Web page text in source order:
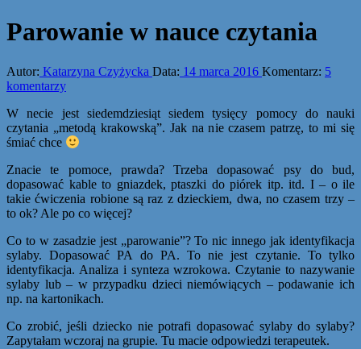
Parowanie w nauce czytania
Autor: Katarzyna Czyżycka Data: 14 marca 2016 Komentarz: 5
komentarzy
W necie jest siedemdziesiąt siedem tysięcy pomocy do nauki
czytania „metodą krakowską”. Jak na nie czasem patrzę, to mi się
śmiać chce
Znacie te pomoce, prawda? Trzeba dopasować psy do bud,
dopasować kable to gniazdek, ptaszki do piórek itp. itd. I – o ile
takie ćwiczenia robione są raz z dzieckiem, dwa, no czasem trzy –
to ok? Ale po co więcej?
Co to w zasadzie jest „parowanie”? To nic innego jak identyfikacja
sylaby. Dopasować PA do PA. To nie jest czytanie. To tylko
identyfikacja. Analiza i synteza wzrokowa. Czytanie to nazywanie
sylaby lub – w przypadku dzieci niemówiących – podawanie ich
np. na kartonikach.
Co zrobić, jeśli dziecko nie potrafi dopasować sylaby do sylaby?
Zapytałam wczoraj na grupie. Tu macie odpowiedzi terapeutek.